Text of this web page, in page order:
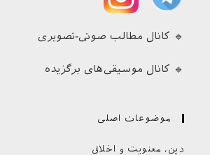
🔹 کانال مطالب صوتی-تصویری
🔹 کانال موسیقی‌های برگزیده
موضوعات اصلی
دین، معنویت و اخلاق